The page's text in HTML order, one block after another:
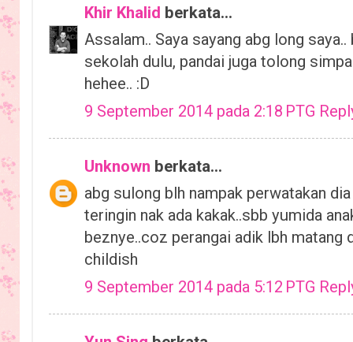
Khir Khalid berkata...
Assalam.. Saya sayang abg long
sekolah dulu, pandai juga tolong
hehee.. :D
9 September 2014 pada 2:18 PTG
Unknown berkata...
abg sulong blh nampak perwatakan
teringin nak ada kakak..sbb yumida
beznye..coz perangai adik lbh matang
childish
9 September 2014 pada 5:12 PTG